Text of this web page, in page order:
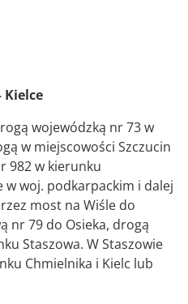
Kielce
wojewódzką nr 73 w
w miejscowości Szczucin
982 w kierunku
w woj. podkarpackim i dalej
most na Wiśle do
nr 79 do Osieka, drogą
Staszowa. W Staszowie
Chmielnika i Kielc lub